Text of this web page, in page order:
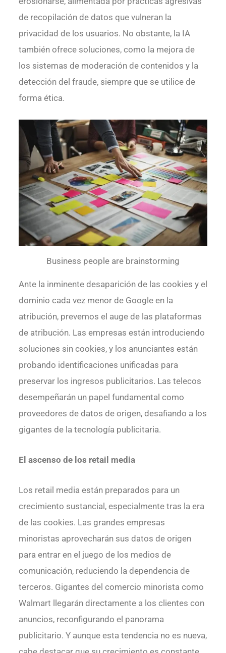
de recopilación de datos que vulneran la
privacidad de los usuarios. No obstante, la IA
también ofrece soluciones, como la mejora de
los sistemas de moderación de contenidos y la
detección del fraude, siempre que se utilice de
forma ética.
Business people are brainstorming
Ante la inminente desaparición de las cookies y el
dominio cada vez menor de Google en la
atribución, prevemos el auge de las plataformas
de atribución. Las empresas están introduciendo
soluciones sin cookies, y los anunciantes están
probando identificaciones unificadas para
preservar los ingresos publicitarios. Las telecos
desempeñarán un papel fundamental como
proveedores de datos de origen, desafiando a los
gigantes de la tecnología publicitaria.
El ascenso de los retail media
Los retail media están preparados para un
crecimiento sustancial, especialmente tras la era
de las cookies. Las grandes empresas
minoristas aprovecharán sus datos de origen
para entrar en el juego de los medios de
comunicación, reduciendo la dependencia de
terceros. Gigantes del comercio minorista como
Walmart llegarán directamente a los clientes con
anuncios, reconfigurando el panorama
publicitario. Y aunque esta tendencia no es nueva,